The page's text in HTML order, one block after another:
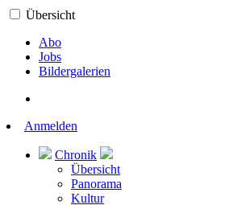
Übersicht
Abo
Jobs
Bildergalerien
Anmelden
Chronik
Übersicht
Panorama
Kultur